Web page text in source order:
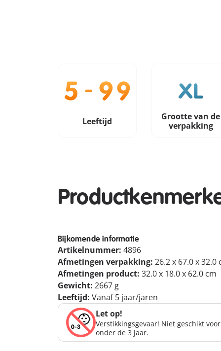
Leeftijd
Grootte van de
verpakking
Bijkomende informatie
Artikelnummer: 4896
Afmetingen verpakking: 26.2 x 67.0 x 32.0
Afmetingen product: 32.0 x 18.0 x 62.0 cm
Gewicht: 2667 g
Leeftijd: Vanaf 5 jaar/jaren
Let op!
Verstikkingsgevaar! Niet geschikt
onder de 3 jaar.